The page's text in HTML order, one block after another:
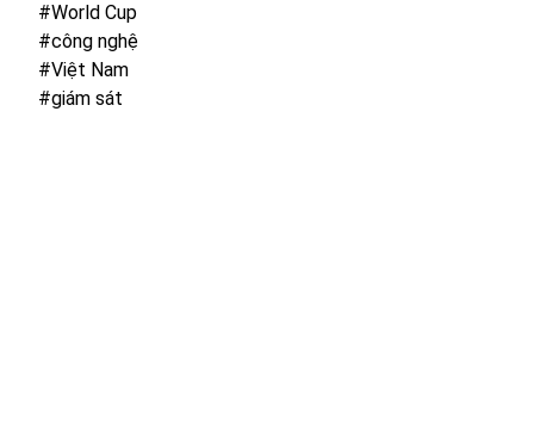
#World Cup
#công nghệ
#Việt Nam
#giám sát